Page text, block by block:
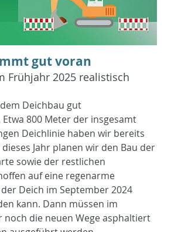
gut voran
Frühjahr 2025 realistisch
Deichbau gut
800 Meter der insgesamt
Deichlinie haben wir bereits
Jahr planen wir den Bau der
sowie der restlichen
auf eine regenarme
Deich im September 2024
kann. Dann müssen im
noch die neuen Wege asphaltiert